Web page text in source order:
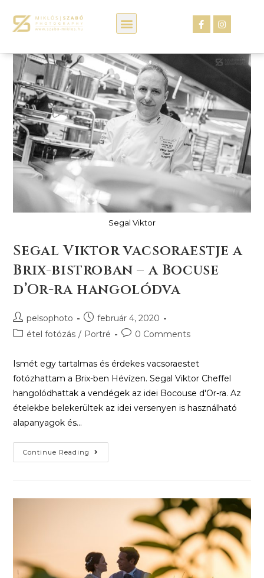
Segal Viktor
Segal Viktor vacsoraestje a
Brix-bistroban – a Bocuse
d’Or-ra hangolódva
pelsophoto
február 4, 2020
étel fotózás / Portré 0 Comments
Ismét egy tartalmas és érdekes vacsoraestet
fotózhattam a Brix-ben Hévízen. Segal Viktor Cheffel
hangolódhattak a vendégek az idei Bocouse d'Or-ra. Az
ételekbe belekerültek az idei versenyen is használható
alapanyagok és…
Continue Reading